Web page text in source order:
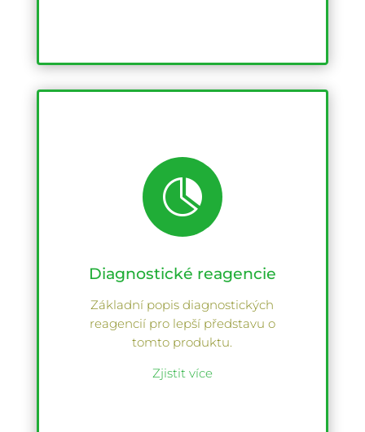

Diagnostické reagencie
Základní popis diagnostických
reagencií pro lepší představu o
tomto produktu.
Zjistit více